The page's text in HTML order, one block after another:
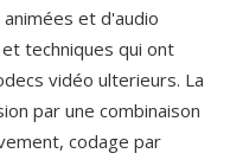
et d'audio
techniques qui ont
vidéo ulterieurs. La
par une combinaison
codage par